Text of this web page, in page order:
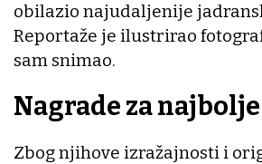
obilazio najudaljenije
Reportaže je ilustrirao
sam snimao.
Nagrade za
Zbog njihove izražajnosti i